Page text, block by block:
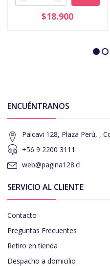
$18.900
ENCUÉNTRANOS
Paicavi 128, Plaza Perú, ,
+56 9 2200 3111
web@pagina128.cl
SERVICIO AL CLIENTE
Contacto
Preguntas Frecuentes
Retiro en tienda
Despacho a domicilio